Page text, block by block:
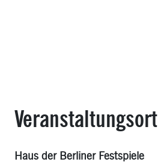
Veranstaltungsort
Haus der Berliner Festspiele